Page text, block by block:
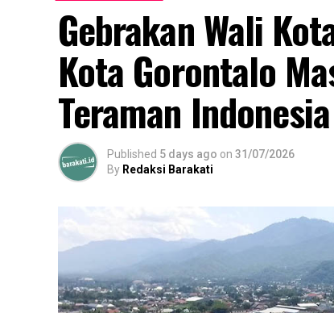
Gebrakan Wali
Kota Gorontalo
Teraman Indonesia
Published 5 days ago on 31/07/2026
By Redaksi Barakati